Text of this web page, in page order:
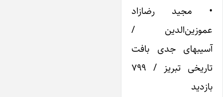
• مجید رضازاد
عموزین‌الدین /
آسیبهای جدی بافت
تاریخی تبریز / ۷۹۹
بازدید